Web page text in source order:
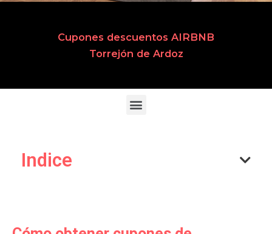
Cupones descuentos AIRBNB
Torrejón de Ardoz
Indice